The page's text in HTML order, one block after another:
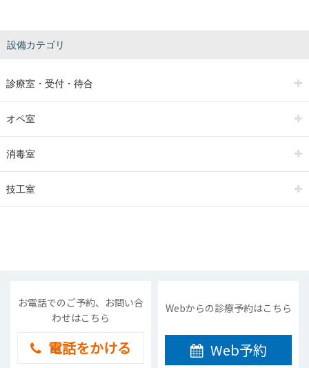
設備カテゴリ
診療室・受付・待合
オペ室
消毒室
技工室
お電話でのご予約、お問い合
わせはこちら
電話をかける
Webからの診療予約はこちら
Web予約